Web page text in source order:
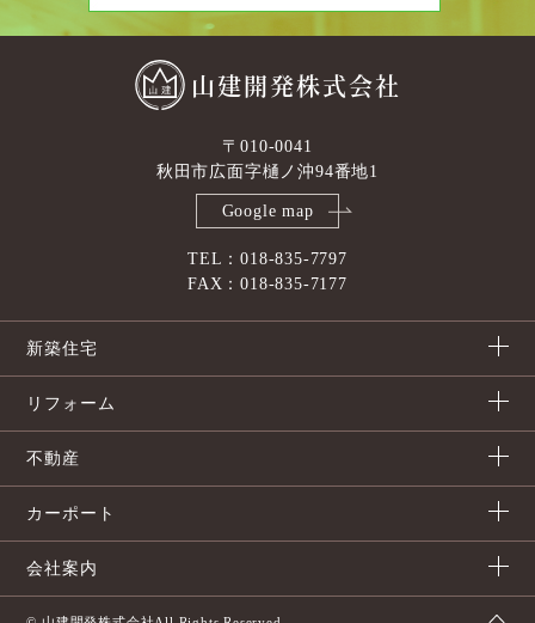
山建開発株式会社
〒010-0041
秋田市広面字樋ノ沖94番地1
Google map
TEL：018-835-7797
FAX：018-835-7177
新築住宅
リフォーム
不動産
カーポート
会社案内